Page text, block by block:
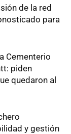
de la red
para
Cementerio
piden
quedaron al
y gestión